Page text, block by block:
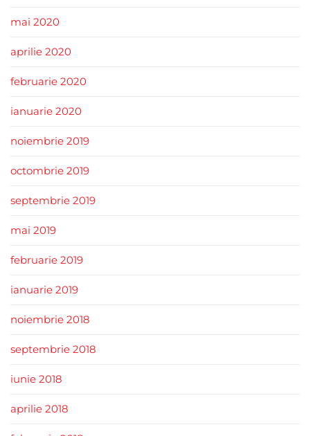
mai 2020
aprilie 2020
februarie 2020
ianuarie 2020
noiembrie 2019
octombrie 2019
septembrie 2019
mai 2019
februarie 2019
ianuarie 2019
noiembrie 2018
septembrie 2018
iunie 2018
aprilie 2018